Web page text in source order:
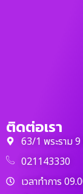
ติดต่อเรา
63/1 พระราม
021143330
เวลาทำการ